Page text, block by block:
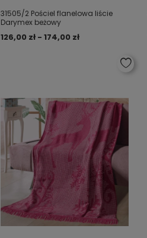
31505/2 Pościel flanelowa liście
Darymex beżowy
126,00 zł - 174,00 zł